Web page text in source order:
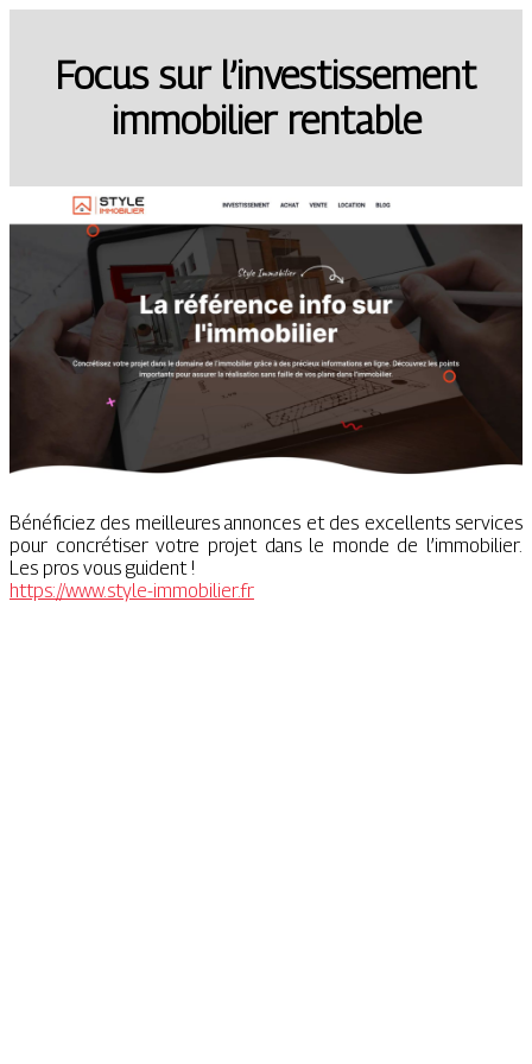
Focus sur l’investissement
immobilier rentable
Bénéficiez des meilleures annonces et des excellents services
pour concrétiser votre projet dans le monde de l’immobilier.
Les pros vous guident !
https://www.style-immobilier.fr